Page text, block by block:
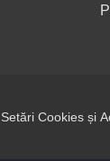
Setări Cookies și